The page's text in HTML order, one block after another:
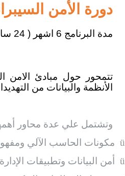
دورة الأمن
مدة البرنامج 6 اشهر ( 24 ساعة تدريبة )
تتمحور حول مبادئ الامن
الأنظمة والبيانات من
وتشتمل علي عدة محاور
ü مكونات الحاسب الآلي
ü
أمن البيانات وتطبيقات